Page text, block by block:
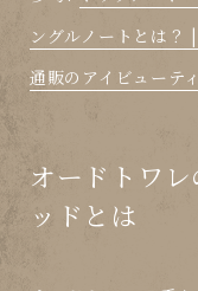
ングルノートとは？
通販のアイビューテ
オードトワ
ッドとは